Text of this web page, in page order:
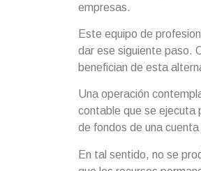
empresas.
Este equipo de
dar ese siguiente paso.
benefician de esta
Una operación
contable que se ejecuta
de fondos de una
En tal sentido, no se